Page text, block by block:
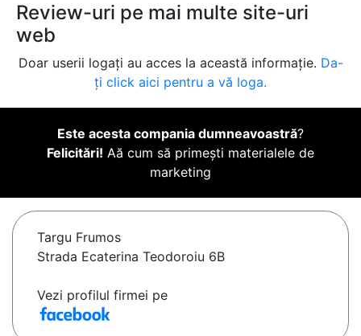
Review-uri pe mai multe site-uri
web
Doar userii logați au acces la această informație. Da-
ți click aici pentru a vă loga.
Este acesta compania dumneavoastră?
Felicitări! Aă cum să primești materialele de
marketing
Targu Frumos
Strada Ecaterina Teodoroiu 6B
Vezi profilul firmei pe